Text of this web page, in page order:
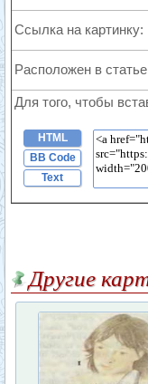
Ссылка на картинку:
Расположен в
Для того, чтобы
HTML
BB Code
Text
Другие